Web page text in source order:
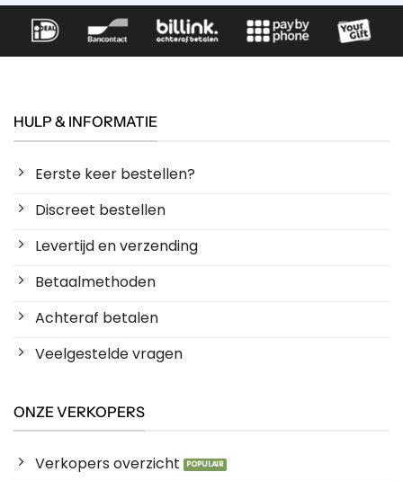
HULP & INFORMATIE
Eerste keer bestellen?
Discreet bestellen
Levertijd en verzending
Betaalmethoden
Achteraf betalen
Veelgestelde vragen
ONZE VERKOPERS
Verkopers overzicht